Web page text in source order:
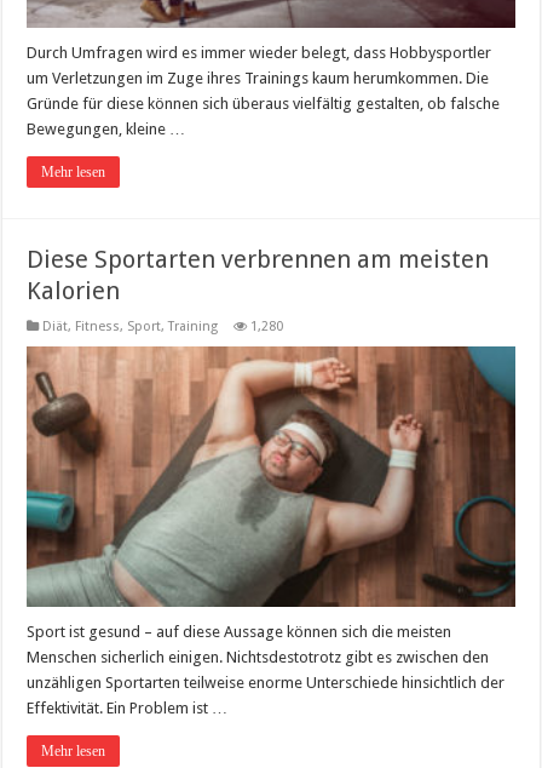
Durch Umfragen wird es immer wieder belegt, dass Hobbysportler
um Verletzungen im Zuge ihres Trainings kaum herumkommen. Die
Gründe für diese können sich überaus vielfältig gestalten, ob falsche
Bewegungen, kleine …
Mehr lesen
Diese Sportarten verbrennen am meisten
Kalorien
Diät, Fitness, Sport, Training 1,280
Sport ist gesund – auf diese Aussage können sich die meisten
Menschen sicherlich einigen. Nichtsdestotrotz gibt es zwischen den
unzähligen Sportarten teilweise enorme Unterschiede hinsichtlich der
Effektivität. Ein Problem ist …
Mehr lesen